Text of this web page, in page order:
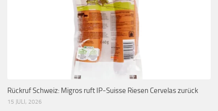
Rückruf Schweiz: Migros ruft IP-Suisse Riesen Cervelas zurück
15 JULI, 2026